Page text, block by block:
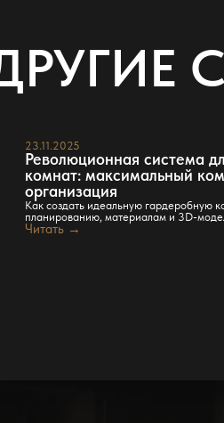
23.11.2025
Революционная система
комнат: максимальный
организация
Как создать идеальную гардеробную
планированию, материалам и 3D-
Читать →